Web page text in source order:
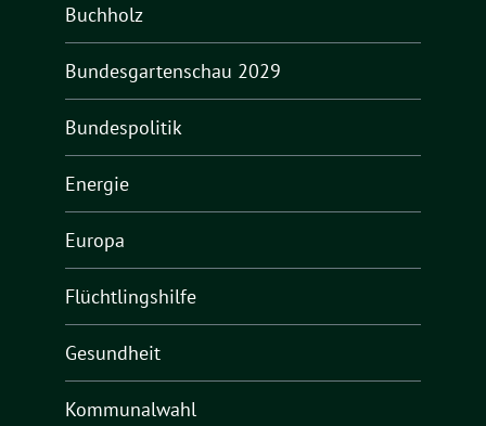
Buchholz
Bundesgartenschau 2029
Bundespolitik
Energie
Europa
Flüchtlingshilfe
Gesundheit
Kommunalwahl